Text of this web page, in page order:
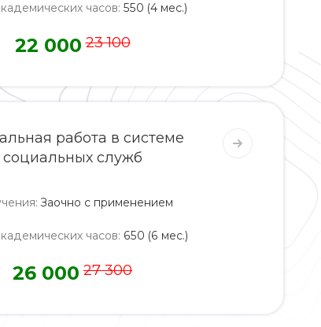
часов: 550 (4 мес.)
22 000 23 100
работа в системе
социальных служб
: Заочно с применением
часов: 650 (6 мес.)
26 000 27 300